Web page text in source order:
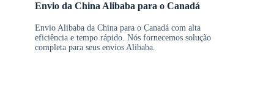
Envio da China Alibaba para o Canadá
Envio Alibaba da China para o Canadá com alta
eficiência e tempo rápido. Nós fornecemos solução
completa para seus envios Alibaba.